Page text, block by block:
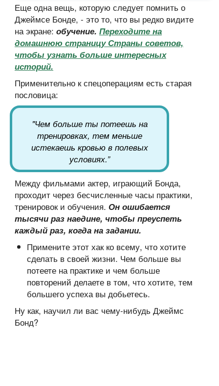
Еще одна вещь, которую следует помнить о
Джеймсе Бонде, - это то, что вы редко видите
на экране: обучение. Переходите на
домашнюю страницу Страны советов,
чтобы узнать больше интересных
историй.
Применительно к спецоперациям есть старая
пословица:
"Чем больше ты потеешь на
тренировках, тем меньше
истекаешь кровью в полевых
условиях.”
Между фильмами актер, играющий Бонда,
проходит через бесчисленные часы практики,
тренировок и обучения. Он ошибается
тысячи раз наедине, чтобы преуспеть
каждый раз, когда на задании.
Примените этот хак ко всему, что хотите
сделать в своей жизни. Чем больше вы
потеете на практике и чем больше
повторений делаете в том, что хотите, тем
большего успеха вы добьетесь.
Ну как, научил ли вас чему-нибудь Джеймс
Бонд?